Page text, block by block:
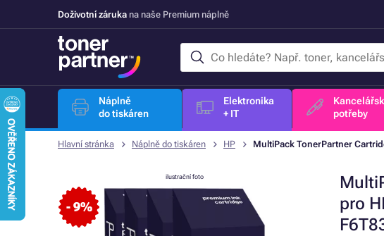
Doživotní záruka na naše Premium náplně
Náplně
do tiskáren
Elektronika
+ IT
potřeby
Hlavní stránka Náplně do tiskáren HP MultiPack TonerPartner
pro
- 9%
ilustrační foto